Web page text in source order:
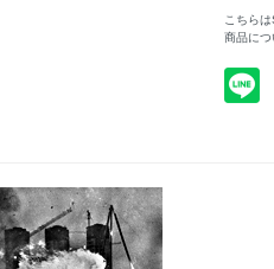
こちら
商品につ